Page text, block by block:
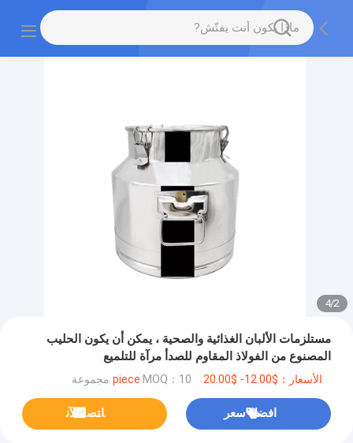
2
/
4
مستلزمات الألبان الغذائية والصحية ، يمكن أن يكون الحليب
المصنوع من الفولاذ المقاوم للصدأ مرآة للتلميع
الأسعار：$12.00- $20.00 piece MOQ：10 مجموعة
افضل سعر ﺎﺘﺼﻟ ﺍﻶﻧ